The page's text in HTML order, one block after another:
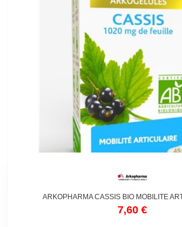
ARKOPHARMA CASSIS BIO MOBILITE
7,60 €